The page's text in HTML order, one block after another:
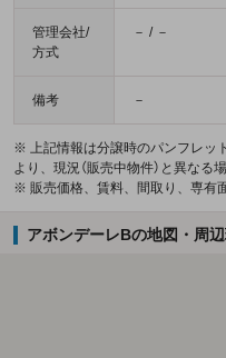
管理会社/
方式
－ / －
備考 －
※ 上記情報は分譲時のパンフレッ
より、現況（販売中物件）と異なる
※ 販売価格、賃料、間取り、専有
アボンデーレBの地図・周